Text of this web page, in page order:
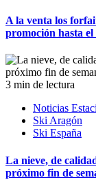
A la venta los
promoción hasta
3 min de lectura
Noticias
Ski Aragón
Ski España
La nieve, de
próximo fin de